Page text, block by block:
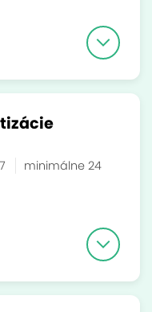
minimálne 24